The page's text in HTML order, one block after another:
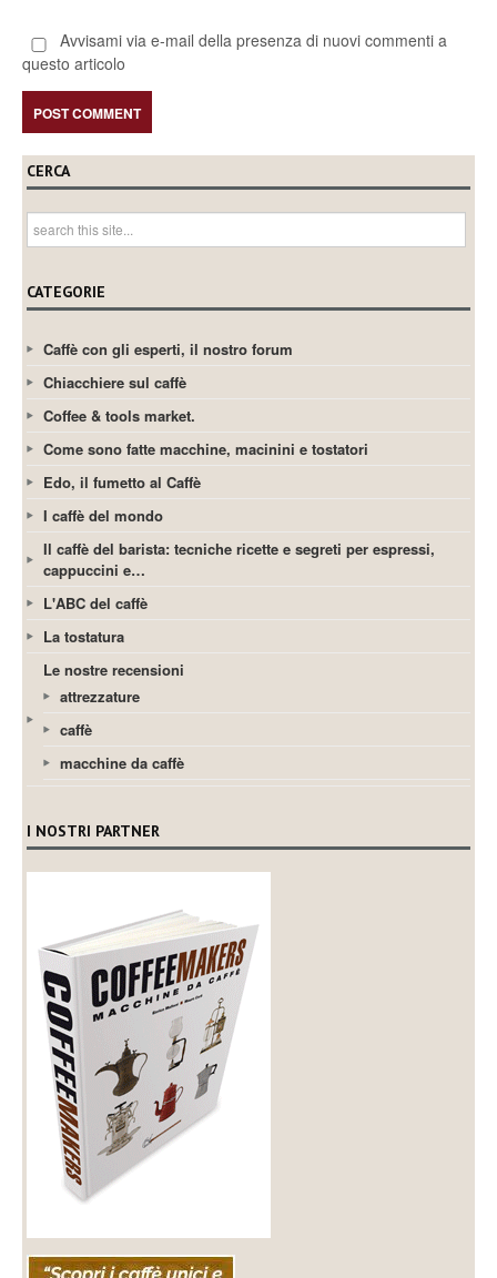
Avvisami via e-mail della presenza di nuovi commenti a
questo articolo
CERCA
CATEGORIE
Caffè con gli esperti, il nostro forum
Chiacchiere sul caffè
Coffee & tools market.
Come sono fatte macchine, macinini e tostatori
Edo, il fumetto al Caffè
I caffè del mondo
Il caffè del barista: tecniche ricette e segreti per espressi,
cappuccini e…
L'ABC del caffè
La tostatura
Le nostre recensioni
attrezzature
caffè
macchine da caffè
I NOSTRI PARTNER